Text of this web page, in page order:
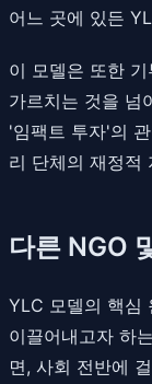
어느 곳에 있든
이 모델은 또한
가르치는 것을 넘
'임팩트 투자'의
리 단체의 재정적
다른 NGO
YLC 모델의 핵심
이끌어내고자 하
면, 사회 전반에